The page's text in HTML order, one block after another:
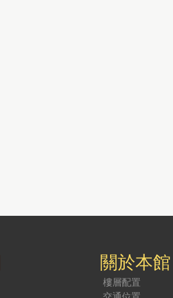
關於本館
樓層配置